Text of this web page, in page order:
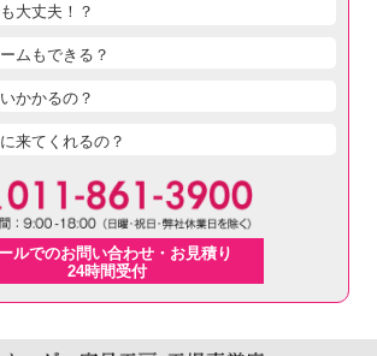
大丈夫！？
ムもできる？
かかるの？
来てくれるの？
ルでのお問い合わせ・お見積り
24時間受付